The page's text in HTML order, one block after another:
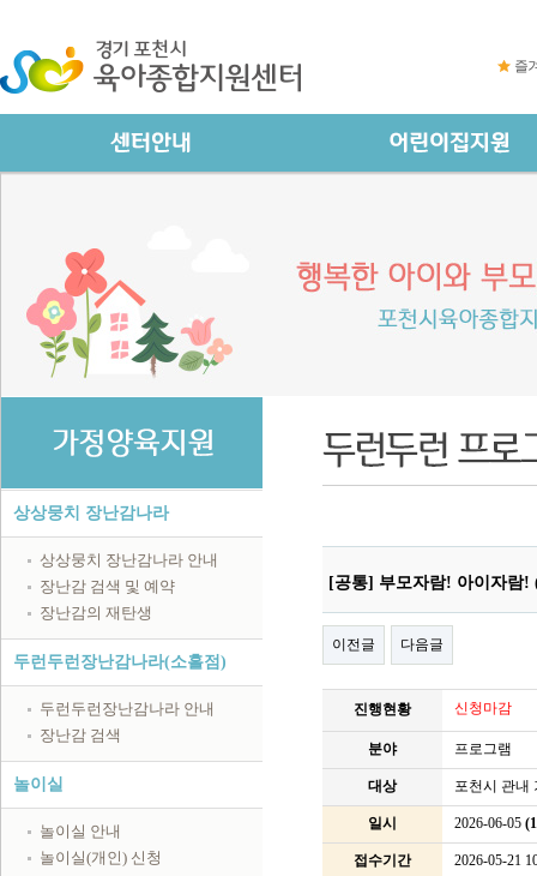
즐
상상뭉치 장난감나라
상상뭉치 장난감나라 안내
장난감 검색 및 예약
장난감의 재탄생
두런두런장난감나라(소흘점)
두런두런장난감나라 안내
장난감 검색
놀이실
놀이실 안내
놀이실(개인) 신청
[공통] 부모자람! 아이자람!
이전글 다음글
진행현황 신청마감
분야 프로그램
대상 포천시 관내
일시 2026-06-05
접수기간 2026-05-21